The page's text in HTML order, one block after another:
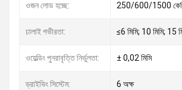
ওজন লোড হচ্ছে: 250/600/1500
ঢালাই গভীরতা: ≤6 মিমি; 10 মিমি; 15
ওয়েল্ডিং পুনরাবৃত্তি নির্ভুলতা: ± 0,02 মিমি
ড্রাইভিং সিস্টেম: 6 অক্ষ